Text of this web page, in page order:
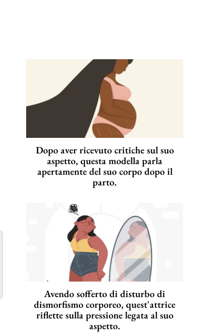
Dopo aver ricevuto critiche sul suo
aspetto, questa modella parla
apertamente del suo corpo dopo il
parto.
Avendo sofferto di disturbo di
dismorfismo corporeo, quest'attrice
riflette sulla pressione legata al suo
aspetto.